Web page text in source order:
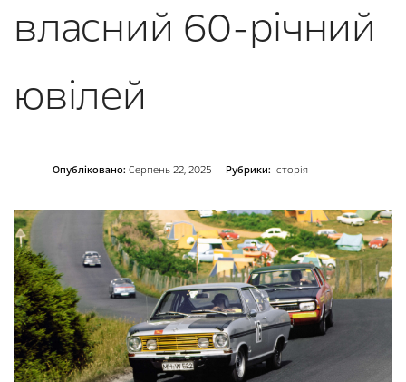
власний 60-річний
ювілей
Опубліковано: Серпень 22, 2025 Рубрики: Історія